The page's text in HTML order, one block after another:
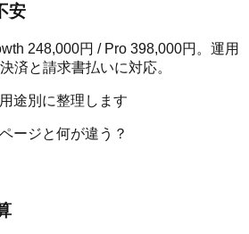
安
248,000円 / Pro 398,000円。運用
済と請求書払いに対応。
途別に整理します
ージと何が違う？